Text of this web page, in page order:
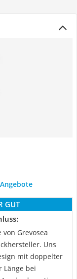
GUT
Grevosea
Uns
mit doppelter
Länge bei